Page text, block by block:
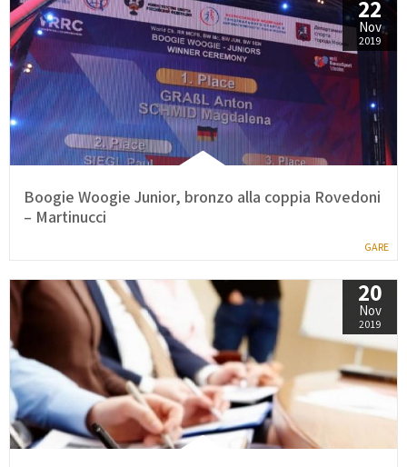
GARE
22
Nov
2019
Boogie Woogie Junior, bronzo alla coppia Rovedoni
– Martinucci
20
Nov
2019